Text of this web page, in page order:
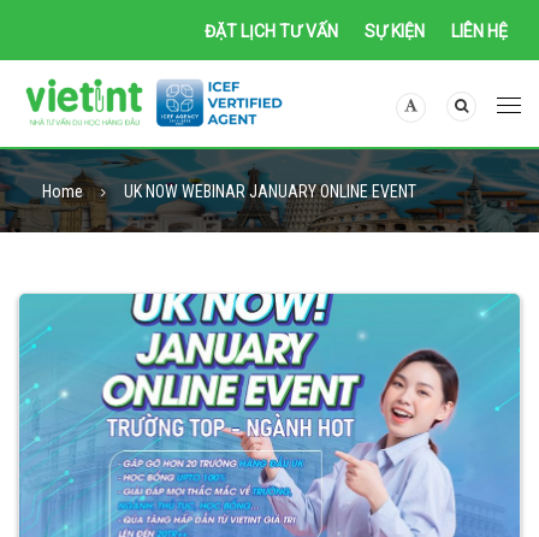
ĐẶT LỊCH TƯ VẤN SỰ KIỆN LIÊN HỆ
Home UK NOW WEBINAR JANUARY ONLINE EVENT